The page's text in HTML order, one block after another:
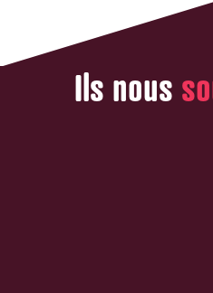
Ils nous